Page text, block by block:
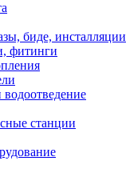
биде, инсталляции
фитинги
станции